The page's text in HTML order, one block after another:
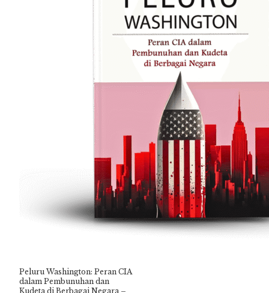
Peluru Washington: Peran CIA
dalam Pembunuhan dan
Kudeta di Berbagai Negara –